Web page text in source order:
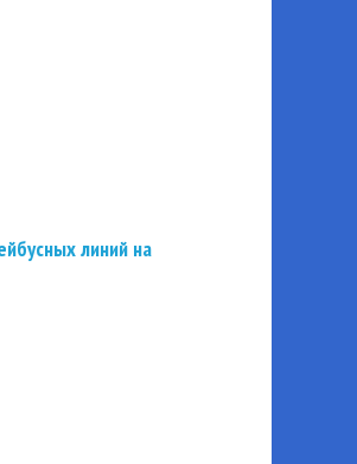
линий на